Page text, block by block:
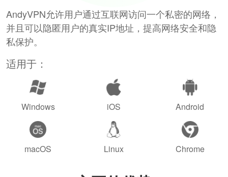
AndyVPN允许用户通过互联网访问一个私密的网络，
并且可以隐匿用户的真实IP地址，提高网络安全和隐
私保护。
适用于：
Windows iOS Android
macOS Linux Chrome